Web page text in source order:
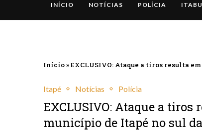
INÍCIO NOTÍCIAS POLÍCIA
Início»EXCLUSIVO: Ataque a tiros resulta
Itapé Notícias Polícia
EXCLUSIVO: Ataque a tiros
município de Itapé no sul